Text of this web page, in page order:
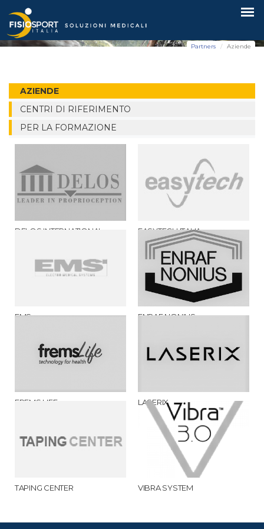
Aziende
Partners Aziende
AZIENDE
CENTRI DI RIFERIMENTO
PER LA FORMAZIONE
DELOS INTERNATIONAL EASYTECH ITALIA
EMS ENRAF NONIUS
FREMS LIFE LASERIX
TAPING CENTER VIBRA SYSTEM